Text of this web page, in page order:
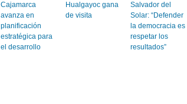
Cajamarca
avanza en
planificación
estratégica para
el desarrollo
Hualgayoc gana
de visita
Salvador del
Solar: “Defender
la democracia es
respetar los
resultados”